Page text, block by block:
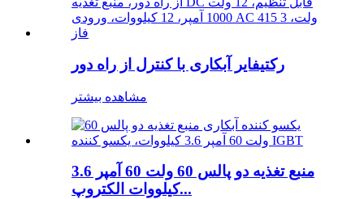
رکتیفایر آبکاری با کنترل از راه دور
مشاهده بیشتر
منبع تغذیه دو پالس 60 ولت 60 آمپر 3.6
کیلووات الکتروپ...